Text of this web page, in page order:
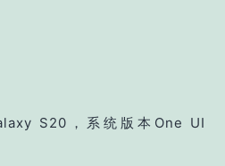
S20，系统版本One UI